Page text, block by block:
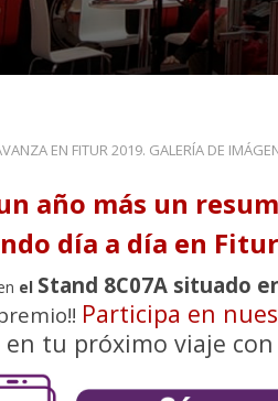
EN FITUR 2019. GALERÍA DE
año más un
día a día en
el Stand 8C07A situado
Participa en
en tu próximo viaje con